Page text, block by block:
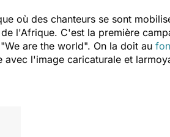
où des chanteurs se sont
l'Afrique. C'est la première
We are the world". On la doit au
avec l'image caricaturale et